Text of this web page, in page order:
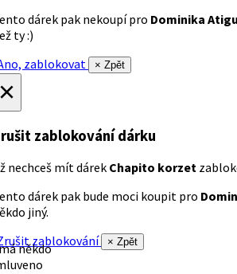
dárek pak nekoupí pro Dominika
ty :)
zablokovat
× Zpět
zablokování dárku
nechceš mít dárek Chapito korzet
dárek pak bude moci koupit pro
jiný.
zablokování
× Zpět
někdo